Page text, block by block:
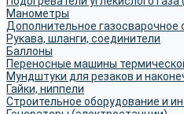
Манометры
Дополнительное газосварочное
Рукава, шланги, соединители
Баллоны
Переносные машины
Мундштуки для резаков и
Гайки, ниппели
Строительное оборудование и